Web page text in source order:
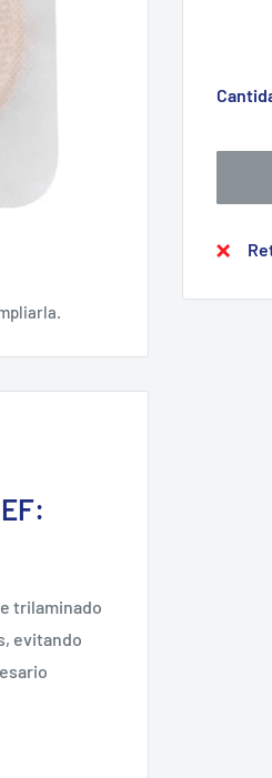
trilaminado
evitando